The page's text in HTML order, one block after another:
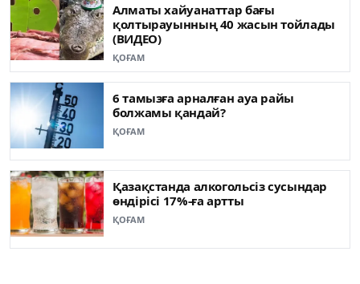
Алматы хайуанаттар бағы
қолтырауынның 40 жасын тойлады
(ВИДЕО)
ҚОҒАМ
6 тамызға арналған ауа райы
болжамы қандай?
ҚОҒАМ
Қазақстанда алкогольсіз сусындар
өндірісі 17%-ға артты
ҚОҒАМ